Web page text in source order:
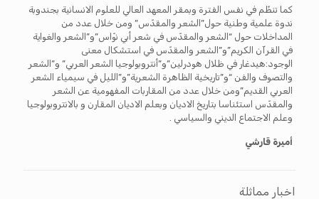
كما تنظّم في نفس الفترة وبمقر المعهد العالي للعلوم الانسانية بجندوبة
ندوة علمية وطنية حول”الشعر والمقدّس” ومن خلال عدد من
المداخلات حول “الشعر والمقدّس في شعر أبي نوّاس”و”الشعر والغواية
في القرآن الكريم”و”الشعر والمقدّس في استشكال معنى
الوجود:هيدغار في ظلال هودرلين”و”أنتروبولوجيا الشعر العربي” و”الشعر
والتصوف والفن “و”تاريخية الظاهرة الشعرية”و”الليل في سيمياء الشعر
العربي القديم”ومن خلال عدد من المقاربات المفهومية عن الشعر
والمقدّس استئناسا بتاريخ الاديان وبعلم الاديان المقارن و بالانتروبولوجيا
وعلم الاجتماع الديني والسياسي .
أميرة قارشي
اخبار مماثلة